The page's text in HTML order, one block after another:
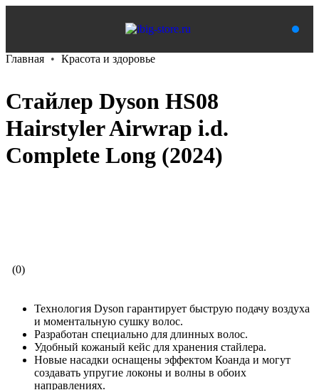
Главная Красота и здоровье
Стайлер Dyson HS08
Hairstyler Airwrap i.d.
Complete Long (2024)
(0)
Технология Dyson гарантирует быструю подачу воздуха
и моментальную сушку волос.
Разработан специально для длинных волос.
Удобный кожаный кейс для хранения стайлера.
Новые насадки оснащены эффектом Коанда и могут
создавать упругие локоны и волны в обоих
направлениях.